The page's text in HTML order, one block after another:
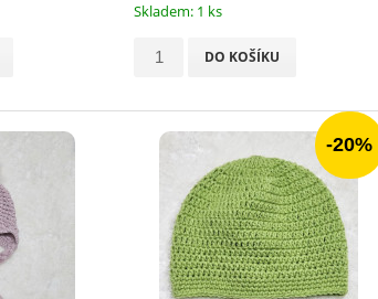
Skladem: 1 ks
DO KOŠÍKU
-20%